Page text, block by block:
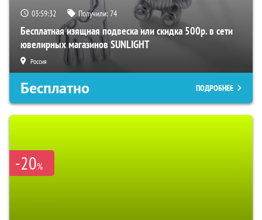
03:59:31 Получили:74
Бесплатная изящная подвеска или скидка 500р. в сети
ювелирных магазинов SUNLIGHT
Россия
Бесплатно ПОДРОБНЕЕ
-20%